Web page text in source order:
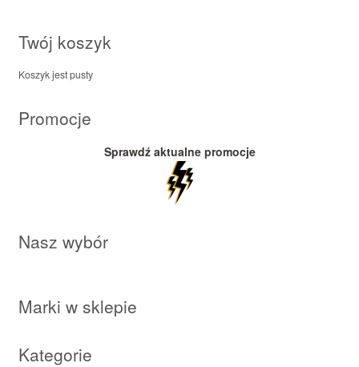
Twój koszyk
Koszyk jest pusty
Promocje
Sprawdź aktualne promocje
Nasz wybór
Marki w sklepie
Kategorie